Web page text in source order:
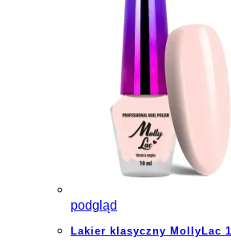
podgląd
Lakier klasyczny MollyLac